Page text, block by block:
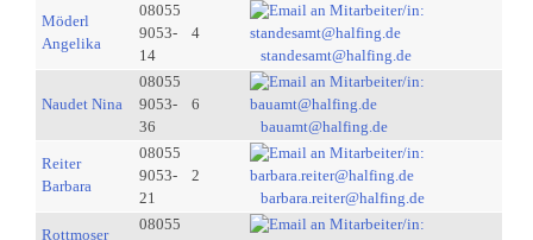
Möderl
Angelika
08055
9053-
14
4
standesamt@halfing.de
Naudet Nina
08055
9053-
36
6
bauamt@halfing.de
Reiter
Barbara
08055
9053-
21
2
barbara.reiter@halfing.de
Rottmoser
08055